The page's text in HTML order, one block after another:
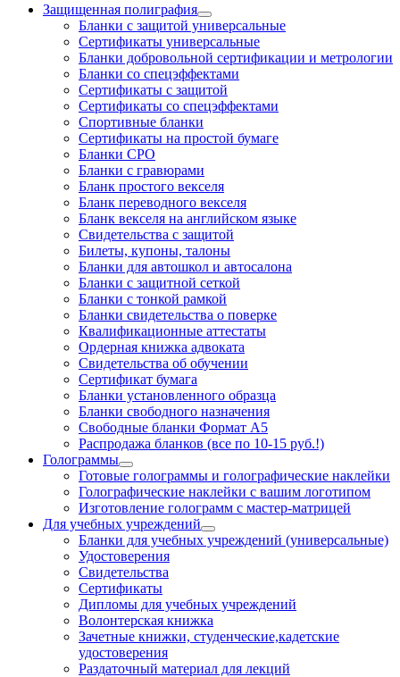
Защищенная полиграфия
Бланки с защитой универсальные
Сертификаты универсальные
Бланки добровольной сертификации и метрологии
Бланки со спецэффектами
Сертификаты с защитой
Сертификаты со спецэффектами
Спортивные бланки
Cертификаты на простой бумаге
Бланки СРО
Бланки с гравюрами
Бланк простого векселя
Бланк переводного векселя
Бланк векселя на английском языке
Свидетельства с защитой
Билеты, купоны, талоны
Бланки для автошкол и автосалона
Бланки с защитной сеткой
Бланки с тонкой рамкой
Бланки свидетельства о поверке
Квалификационные аттестаты
Ордерная книжка адвоката
Свидетельства об обучении
Сертификат бумага
Бланки установленного образца
Бланки свободного назначения
Свободные бланки Формат А5
Распродажа бланков (все по 10-15 руб.!)
Голограммы
Готовые голограммы и голографические наклейки
Голографические наклейки с вашим логотипом
Изготовление голограмм с мастер-матрицей
Для учебных учреждений
Бланки для учебных учреждений (универсальные)
Удостоверения
Свидетельства
Сертификаты
Дипломы для учебных учреждений
Волонтерская книжка
Зачетные книжки, студенческие,кадетские
удостоверения
Раздаточный материал для лекций